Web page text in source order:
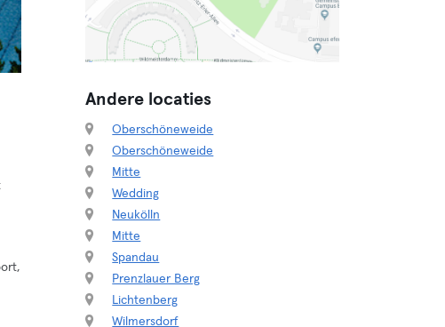
Andere locaties
Oberschöneweide
Oberschöneweide
Mitte
Wedding
Neukölln
Mitte
Spandau
Prenzlauer Berg
Lichtenberg
Wilmersdorf